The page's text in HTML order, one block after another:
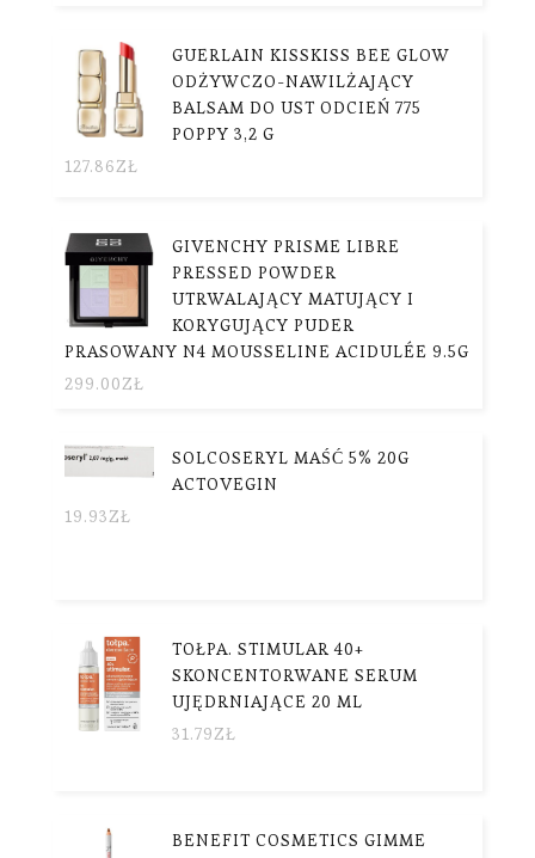
GUERLAIN KISSKISS BEE GLOW
ODŻYWCZO-NAWILŻAJĄCY
BALSAM DO UST ODCIEŃ 775
POPPY 3,2 G
127.86ZŁ
GIVENCHY PRISME LIBRE
PRESSED POWDER
UTRWALAJĄCY MATUJĄCY I
KORYGUJĄCY PUDER
PRASOWANY N4 MOUSSELINE ACIDULÉE 9.5G
299.00ZŁ
SOLCOSERYL MAŚĆ 5% 20G
ACTOVEGIN
19.93ZŁ
TOŁPA. STIMULAR 40+
SKONCENTORWANE SERUM
UJĘDRNIAJĄCE 20 ML
31.79ZŁ
BENEFIT COSMETICS GIMME